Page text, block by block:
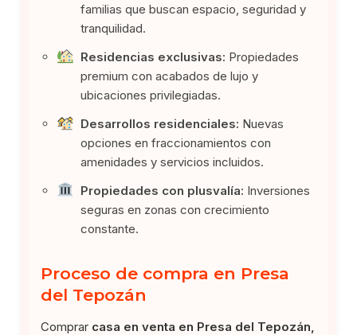
familias que buscan espacio, seguridad y
tranquilidad.
Residencias exclusivas: Propiedades
premium con acabados de lujo y
ubicaciones privilegiadas.
Desarrollos residenciales: Nuevas
opciones en fraccionamientos con
amenidades y servicios incluidos.
Propiedades con plusvalía: Inversiones
seguras en zonas con crecimiento
constante.
Proceso de compra en Presa
del Tepozán
Comprar casa en venta en Presa del Tepozán,